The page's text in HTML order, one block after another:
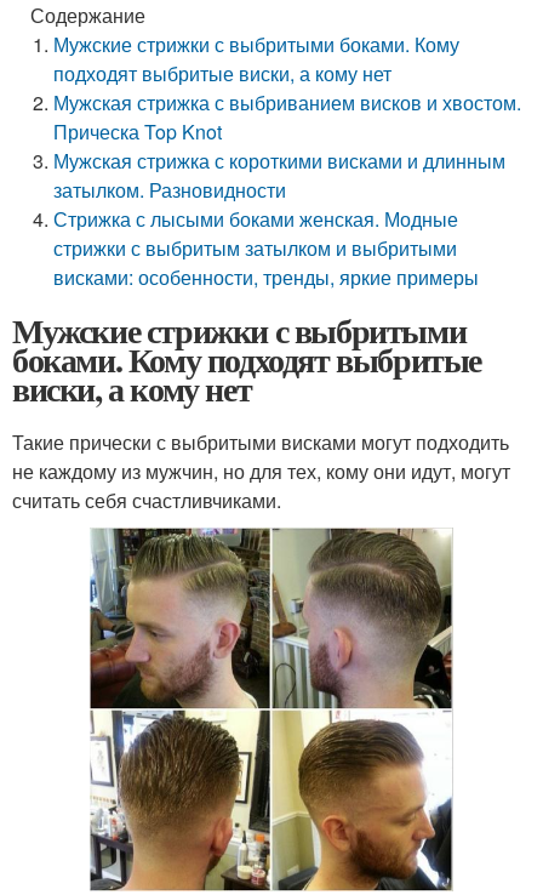
Содержание
Мужские стрижки с выбритыми боками. Кому
подходят выбритые виски, а кому нет
Мужская стрижка с выбриванием висков и хвостом.
Прическа Top Knot
Мужская стрижка с короткими висками и длинным
затылком. Разновидности
Стрижка с лысыми боками женская. Модные
стрижки с выбритым затылком и выбритыми
висками: особенности, тренды, яркие примеры
Мужские стрижки с выбритыми
боками. Кому подходят выбритые
виски, а кому нет
Такие прически с выбритыми висками могут подходить
не каждому из мужчин, но для тех, кому они идут, могут
считать себя счастливчиками.